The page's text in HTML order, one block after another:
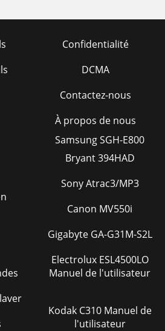
Confidentialité
DCMA
Contactez-nous
À propos de nous
Samsung SGH-E800
Bryant 394HAD
Sony Atrac3/MP3
Canon MV550i
Gigabyte GA-G31M-S2L
Electrolux ESL4500LO
Manuel de l'utilisateur
Kodak C310 Manuel de
l'utilisateur